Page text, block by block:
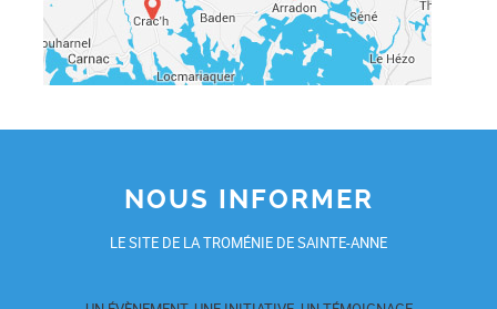
NOUS INFORMER
LE SITE DE LA TROMÉNIE DE SAINTE-ANNE